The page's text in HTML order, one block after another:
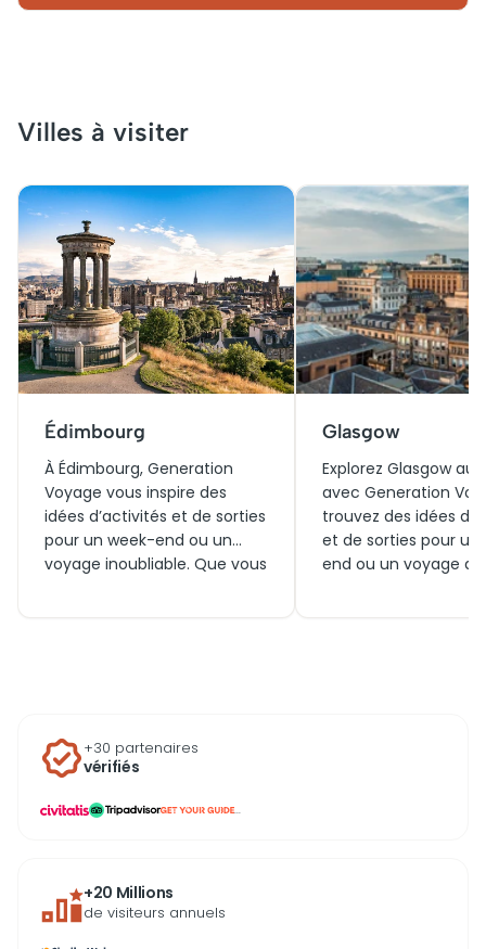
Villes à visiter
Édimbourg
À Édimbourg, Generation
Voyage vous inspire des
idées d’activités et de sorties
pour un week-end ou un
voyage inoubliable. Que vous
charme historique et
culturel.
Glasgow
Explorez Glasgow
avec Generation
trouvez des idées
et de sorties pour un
end ou un voyage au
+30 partenaires
vérifiés
...
+20 Millions
de visiteurs annuels